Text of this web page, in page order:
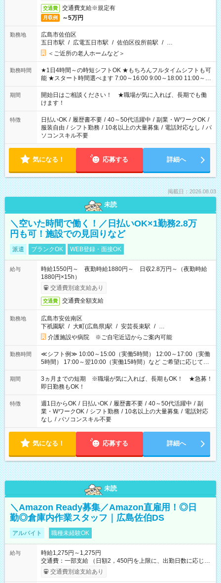
交通費 交通費支給※規定有
月収例 ～5万円
勤務地
広島市佐伯区
五日市駅 / 広電五日市駅 / 佐伯区役所前駅 / …
＜ご近所の老人ホームなど＞
勤務時間
★1日4時間～の時短シフトOK ★もちろんフルタイムシフトも可
能 ★スタート時間選べます 7:00～16:00 9:00～18:00 11:00～
20:00 など 残業なし！ ※Wワークの場合、他のお仕事と合わせ
週40時間超の就業はご案内できません ※法令に基づき、週20時
間以上勤務は社会保険への加入対象となります ※労働者派遣法
（日雇い派遣の原則禁止）により、短時間・短期間の就業はご
案内が難しい場合があります
期間
開始日はご相談ください！ ★職場が気に入れば、長期でも働
けます！
特徴 日払いOK / 履歴書不要 / 40～50代活躍中 / 副業・WワークOK /
服装自由 / シフト勤務 / 10名以上の大量募集 / 電話対応なし / パ
ソコンスキル不要
気になる！ 応募する 詳細へ
掲載日：2026.08.03
未読
＼空いた時間で働く！／日払いOK×1勤務2.8万
円も可！施設での見回りなど
派遣 ブランクOK WEB登録・面接OK
給与
時給1550円～ 夜勤時給1880円～ 日収2.8万円～（夜勤時給
1880円×15h）
交通費別途支給あり
交通費 交通費全額支給
勤務地
広島市安佐南区
下祇園駅 / 大町(広島県)駅 / 安芸長束駅 / …
介護施設や病院 ※ご自宅近辺からご案内可能
勤務時間
≪シフト例≫ 10:00～15:00（実働5時間） 12:00～17:00（実働
5時間） 17:00～翌10:00（実働15時間）など ご希望に応じて、
働く時間は調整できます！ お気軽に担当へ相談ください！
期間
3ヵ月までの短期 ※職場が気に入れば、長期もOK！ ★急募！
即日勤務もOK！
特徴 週1日からOK / 日払いOK / 履歴書不要 / 40～50代活躍中 / 副
業・WワークOK / シフト勤務 / 10名以上の大量募集 / 電話対応
なし / パソコンスキル不要
気になる！ 応募する 詳細へ
未読
＼Amazon Ready募集／Amazon直雇用！◎日
勤◎倉庫内作業スタッフ｜広島佐伯DS
アルバイト 職種未経験OK
給与
時給1,275円～1,275円
交通費：一部支給 （日額2，450円を上限に、出勤日数に応じて
実費支給） ※22:00～翌5:00までは時給25%UP！ ■給与前払い
制度あり ※前払い額の上限あり、手数料無料（Amazon負担）
交通費別途支給あり